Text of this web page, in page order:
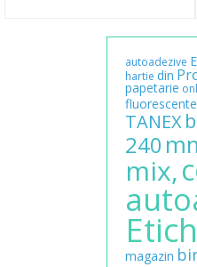
autoadezive
hartie din
papetarie
fluorescente
TANEX
240
mix,
magazin